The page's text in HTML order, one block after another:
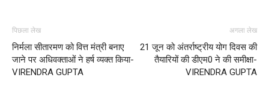
पिछला लेख
निर्मला सीतारमण को वित्त मंत्री बनाए
जाने पर अधिवक्ताओं ने हर्ष व्यक्त किया-
VIRENDRA GUPTA
अगला लेख
21 जून को अंतर्राष्ट्रीय योग दिवस की
तैयारियों की डीएम0 ने की समीक्षा-
VIRENDRA GUPTA